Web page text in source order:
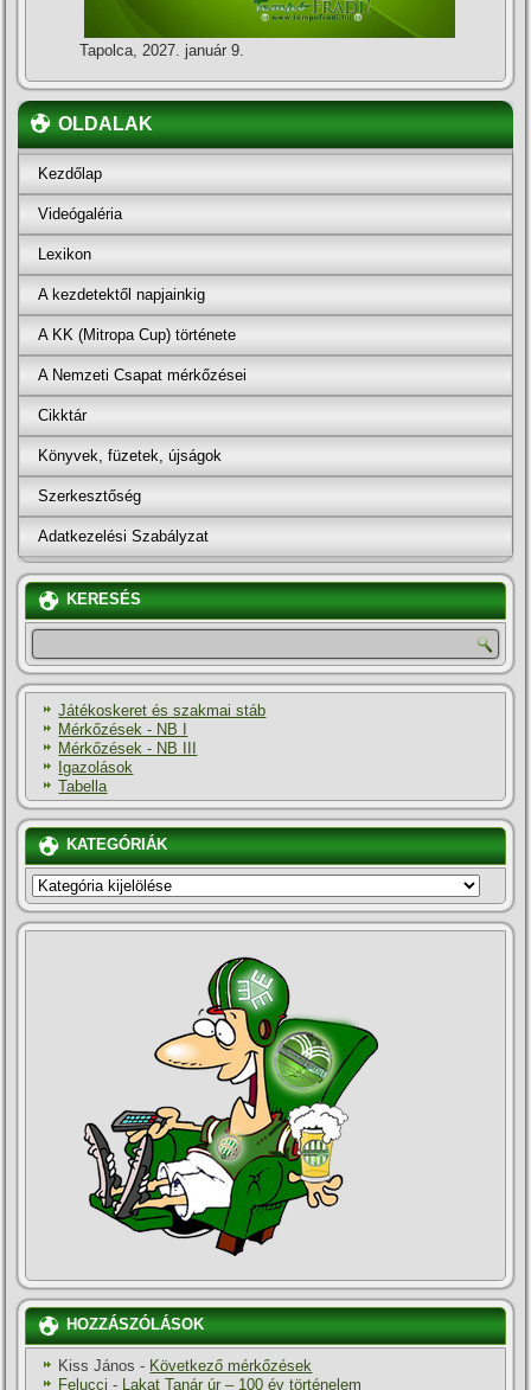
Tapolca, 2027. január 9.
OLDALAK
Kezdőlap
Videógaléria
Lexikon
A kezdetektől napjainkig
A KK (Mitropa Cup) története
A Nemzeti Csapat mérkőzései
Cikktár
Könyvek, füzetek, újságok
Szerkesztőség
Adatkezelési Szabályzat
KERESÉS
Játékoskeret és szakmai stáb
Mérkőzések - NB I
Mérkőzések - NB III
Igazolások
Tabella
KATEGÓRIÁK
KATEGÓRIÁK
HOZZÁSZÓLÁSOK
Kiss János - Következő mérkőzések
Felucci - Lakat Tanár úr – 100 év történelem